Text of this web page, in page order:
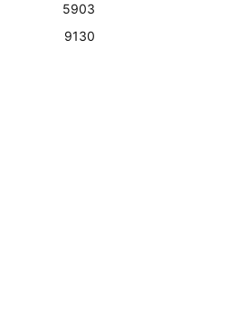
5903
9130